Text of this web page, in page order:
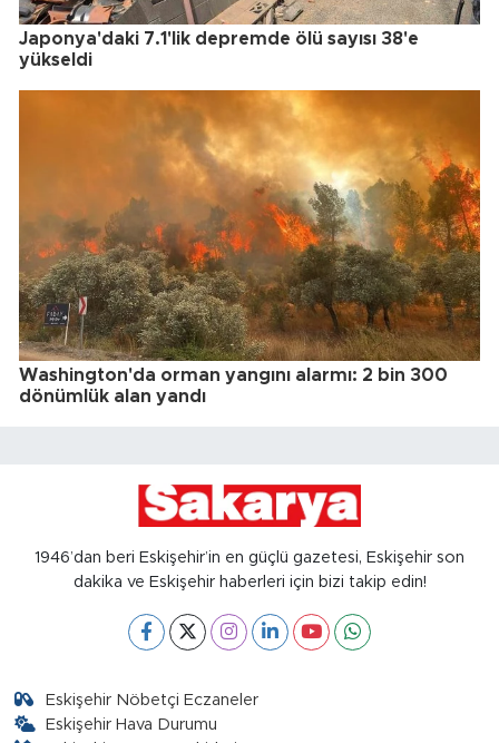
Japonya'daki 7.1'lik depremde ölü sayısı 38'e
yükseldi
Washington'da orman yangını alarmı: 2 bin 300
dönümlük alan yandı
1946’dan beri Eskişehir’in en güçlü gazetesi, Eskişehir son
dakika ve Eskişehir haberleri için bizi takip edin!
Eskişehir Nöbetçi Eczaneler
Eskişehir Hava Durumu